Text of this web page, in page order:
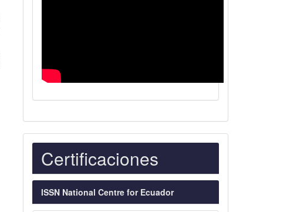
Indexaciones
Certificaciones
ISSN National Centre for Ecuador